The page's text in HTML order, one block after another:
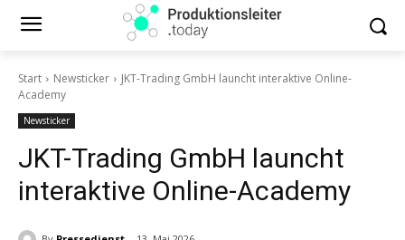
Start Newsticker
JKT-Trading GmbH launcht interaktive Online-
Academy
Newsticker
JKT-Trading GmbH launcht
interaktive Online-Academy